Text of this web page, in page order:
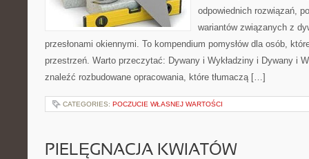
odpowiednich rozwiązań,
wariantów związanych z
przesłonami okiennymi. To kompendium pomysłów dla osób,
przestrzeń. Warto przeczytać: Dywany i Wykładziny i Dywany i
znaleźć rozbudowane opracowania, które tłumaczą […]
CATEGORIES: POCZUCIE WŁASNEJ WARTOŚCI
PIELĘGNACJA KWIATÓW